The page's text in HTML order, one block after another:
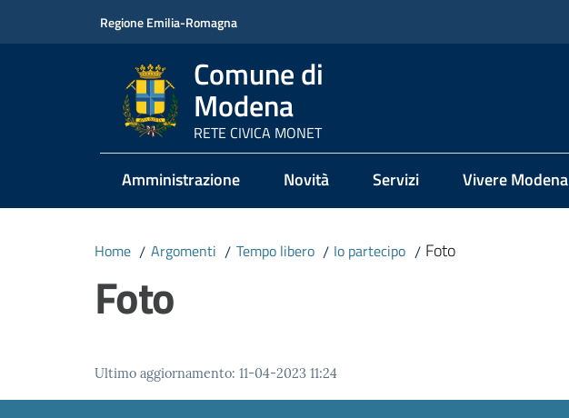
Regione Emilia-Romagna
Comune di
Modena
RETE CIVICA MONET
Amministrazione Novità Servizi Vivere Modena
Home / Argomenti / Tempo libero / Io partecipo / Foto
Foto
Ultimo aggiornamento: 11-04-2023 11:24